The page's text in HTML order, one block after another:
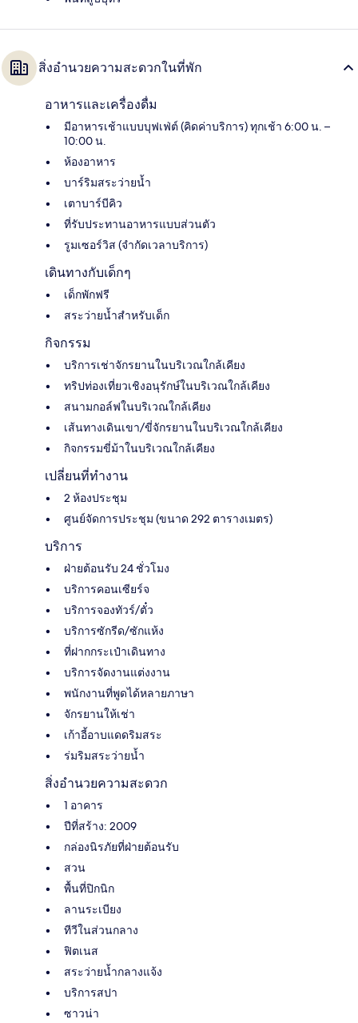
สิ่งอำนวยความสะดวกในที่พัก
อาหารและเครื่องดื่ม
มีอาหารเช้าแบบบุฟเฟ่ต์ (คิดค่าบริการ) ทุกเช้า 6:00 น. –
10:00 น.
ห้องอาหาร
บาร์ริมสระว่ายน้ำ
เตาบาร์บีคิว
ที่รับประทานอาหารแบบส่วนตัว
รูมเซอร์วิส (จำกัดเวลาบริการ)
เดินทางกับเด็กๆ
เด็กพักฟรี
สระว่ายน้ำสำหรับเด็ก
กิจกรรม
บริการเช่าจักรยานในบริเวณใกล้เคียง
ทริปท่องเที่ยวเชิงอนุรักษ์ในบริเวณใกล้เคียง
สนามกอล์ฟในบริเวณใกล้เคียง
เส้นทางเดินเขา/ขี่จักรยานในบริเวณใกล้เคียง
กิจกรรมขี่ม้าในบริเวณใกล้เคียง
เปลี่ยนที่ทำงาน
2 ห้องประชุม
ศูนย์จัดการประชุม (ขนาด 292 ตารางเมตร)
บริการ
ฝ่ายต้อนรับ 24 ชั่วโมง
บริการคอนเซียร์จ
บริการจองทัวร์/ตั๋ว
บริการซักรีด/ซักแห้ง
ที่ฝากกระเป๋าเดินทาง
บริการจัดงานแต่งงาน
พนักงานที่พูดได้หลายภาษา
จักรยานให้เช่า
เก้าอี้อาบแดดริมสระ
ร่มริมสระว่ายน้ำ
สิ่งอำนวยความสะดวก
1 อาคาร
ปีที่สร้าง: 2009
กล่องนิรภัยที่ฝ่ายต้อนรับ
สวน
พื้นที่ปิกนิก
ลานระเบียง
ทีวีในส่วนกลาง
ฟิตเนส
สระว่ายน้ำกลางแจ้ง
บริการสปา
ซาวน่า